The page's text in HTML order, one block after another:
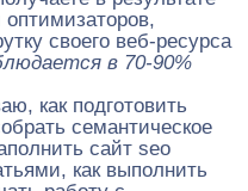
своего веб-ресурса
в 70-90%
как подготовить
семантическое
сайт seo
как выполнить